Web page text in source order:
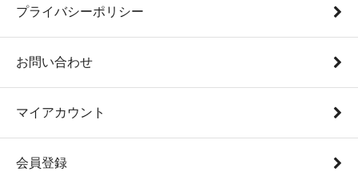
プライバシーポリシー
お問い合わせ
マイアカウント
会員登録